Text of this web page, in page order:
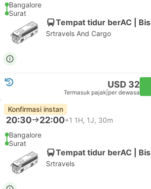
Bangalore
Surat
Tempat tidur berAC | Bis
Srtravels And Cargo
USD 32
Termasuk pajak per dewasa
Konfirmasi instan
20:30 22:00+1 1H, 1J, 30m
Bangalore
Surat
Tempat tidur berAC | Bis
Srtravels